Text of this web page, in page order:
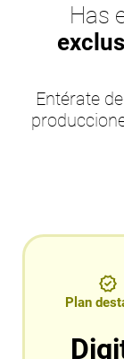
Has
Entérate
Plan